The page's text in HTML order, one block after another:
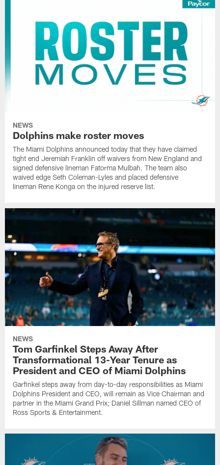
NEWS
Dolphins make roster moves
The Miami Dolphins announced today that they have claimed
tight end Jeremiah Franklin off waivers from New England and
signed defensive lineman Fatorma Mulbah. The team also
waived edge Seth Coleman-Lyles and placed defensive
lineman Rene Konga on the injured reserve list.
NEWS
Tom Garfinkel Steps Away After
Transformational 13-Year Tenure as
President and CEO of Miami Dolphins
Garfinkel steps away from day-to-day responsibilities as Miami
Dolphins President and CEO, will remain as Vice Chairman and
partner in the Miami Grand Prix; Daniel Sillman named CEO of
Ross Sports & Entertainment.